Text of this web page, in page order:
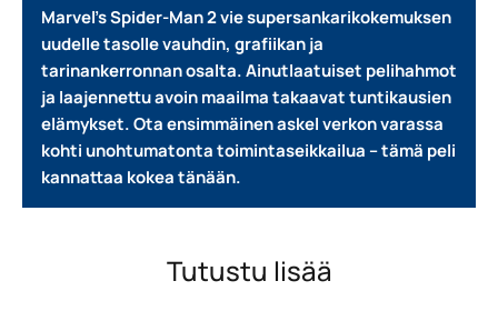
Marvel’s Spider-Man 2 vie supersankarikokemuksen
uudelle tasolle vauhdin, grafiikan ja
tarinankerronnan osalta. Ainutlaatuiset pelihahmot
ja laajennettu avoin maailma takaavat tuntikausien
elämykset.Ota ensimmäinen askel verkon varassa
kohti unohtumatonta toimintaseikkailua – tämä peli
kannattaa kokea tänään.
Tutustu lisää